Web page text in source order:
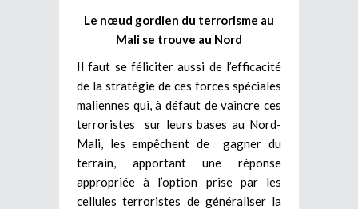
Le nœud gordien du terrorisme au
Mali se trouve au Nord
Il faut se féliciter aussi de l’efficacité
de la stratégie de ces forces spéciales
maliennes qui, à défaut de vaincre ces
terroristes sur leurs bases au Nord-
Mali, les empêchent de gagner du
terrain, apportant une réponse
appropriée à l’option prise par les
cellules terroristes de généraliser la